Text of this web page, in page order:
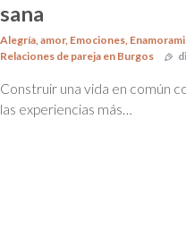
sana
Alegría amor, Emociones
Relaciones de pareja en Burgos
Construir una vida en común
las experiencias más…